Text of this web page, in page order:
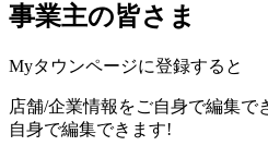
事業主の皆さま
Myタウンページに登録すると
店舗/企業情報をご自身で編集で
自身で編集できます!